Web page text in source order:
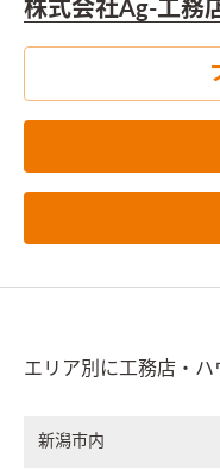
株式会社Ag-工務
エリア別に工務店・
新潟市内